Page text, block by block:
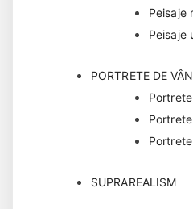
Peisaje
Peisaje
PORTRETE DE
SUPRAREALISM